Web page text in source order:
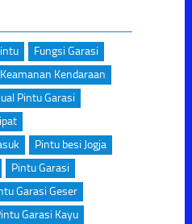
Fungsi Garasi
Keamanan Kendaraan
Pintu Garasi
Pintu besi Jogja
Pintu Garasi
Garasi Geser
Garasi Kayu